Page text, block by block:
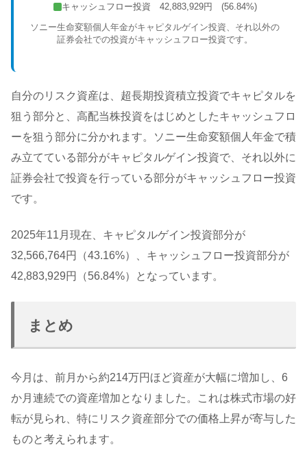
キャッシュフロー投資 42,883,929円 (56.84%)
ソニー生命変額個人年金がキャピタルゲイン投資、それ以外の
証券会社での投資がキャッシュフロー投資です。
自分のリスク資産は、超長期投資積立投資でキャピタルを
狙う部分と、高配当株投資をはじめとしたキャッシュフロ
ーを狙う部分に分かれます。ソニー生命変額個人年金で積
み立てている部分がキャピタルゲイン投資で、それ以外に
証券会社で投資を行っている部分がキャッシュフロー投資
です。
2025年11月現在、キャピタルゲイン投資部分が
32,566,764円（43.16%）、キャッシュフロー投資部分が
42,883,929円（56.84%）となっています。
まとめ
今月は、前月から約214万円ほど資産が大幅に増加し、6
か月連続での資産増加となりました。これは株式市場の好
転が見られ、特にリスク資産部分での価格上昇が寄与した
ものと考えられます。